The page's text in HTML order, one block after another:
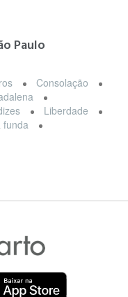
Paulo
Consolação
Liberdade
funda